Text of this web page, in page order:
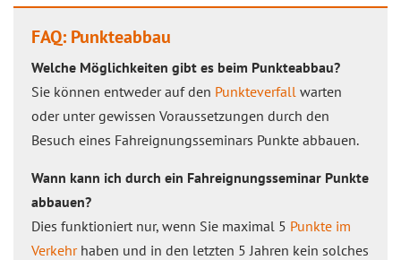
FAQ: Punkteabbau
Welche Möglichkeiten gibt es beim Punkteabbau?
Sie können entweder auf den Punkteverfall warten
oder unter gewissen Voraussetzungen durch den
Besuch eines Fahreignungsseminars Punkte abbauen.
Wann kann ich durch ein Fahreignungsseminar Punkte
abbauen?
Dies funktioniert nur, wenn Sie maximal 5 Punkte im
Verkehrhaben und in den letzten 5 Jahren kein solches